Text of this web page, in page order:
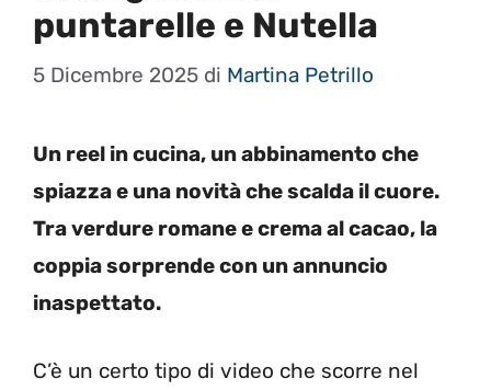
puntarelle e Nutella
5 Dicembre 2025 di Martina Petrillo
Un reel in cucina, un abbinamento che
spiazza e una novità che scalda il cuore.
Tra verdure romane e crema al cacao, la
coppia sorprende con un annuncio
inaspettato.
C’è un certo tipo di video che scorre nel